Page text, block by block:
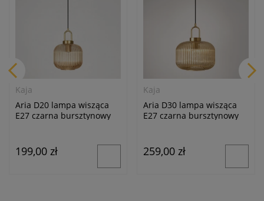
Kaja
Aria D20 lampa wisząca
E27 czarna bursztynowy
199,00 zł
Kaja
Aria D30 lampa wisząca
E27 czarna bursztynowy
259,00 zł